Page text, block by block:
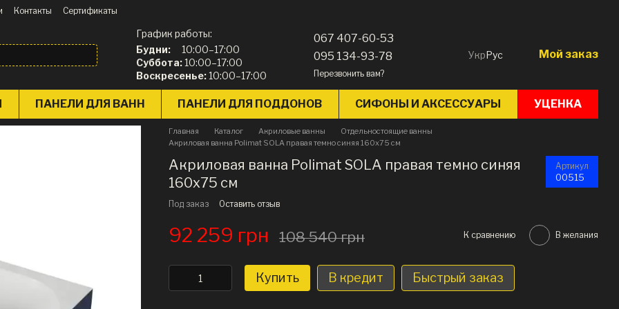
Контакты
Сертификаты
График работы:
Будни:
10:00–17:00
Суббота:10:00–17:00
Воскресенье:10:00–17:00
067 407-60-53
095 134-93-78
Перезвонить вам?
УкрРус Мой заказ
ПАНЕЛИ ДЛЯ ВАНН ПАНЕЛИ ДЛЯ ПОДДОНОВ СИФОНЫ И АКСЕССУАРЫ УЦЕНКА
Главная Каталог Акриловые ванны
Отдельностоящие ванны
Акриловая ванна Polimat SOLA правая темно синяя 160х75 см
Акриловая ванна Polimat SOLA правая темно синяя
160х75 см
Артикул
00515
Под заказ Оставить отзыв
92 259 грн 108 540 грн К сравнению В желания
Купить В кредит Быстрый заказ